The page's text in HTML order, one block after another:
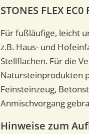
STONES FLEX
Für fußläufige, leicht
z.B. Haus- und
Stellflachen. Für die
Natursteinprodukten
Feinsteinzeug,
Anmischvorgang
Hinweise zum